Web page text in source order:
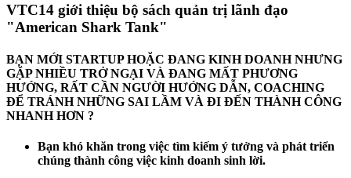
VTC14 giới thiệu bộ sách quản trị lãnh đạo
"American Shark Tank"
BẠN MỚI STARTUP HOẶC ĐANG KINH DOANH NHƯNG
GẶP NHIỀU TRỞ NGẠI VÀ ĐANG MẤT PHƯƠNG
HƯỚNG, RẤT CẦN NGƯỜI HƯỚNG DẪN, COACHING
ĐỂ TRÁNH NHỮNG SAI LẦM VÀ ĐI ĐẾN THÀNH CÔNG
NHANH HƠN ?
Bạn khó khăn trong việc tìm kiếm ý tưởng và phát triển
chúng thành công việc kinh doanh sinh lời.